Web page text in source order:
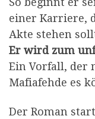
einer Karriere,
Akte stehen
Er wird zum
Ein Vorfall, der
Mafiafehde es
Der Roman